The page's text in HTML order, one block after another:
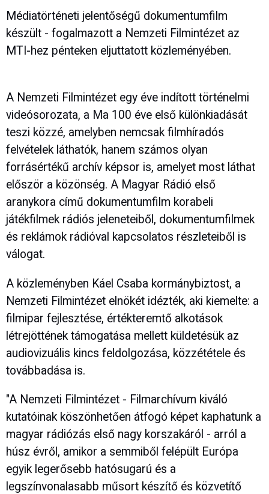
Médiatörténeti jelentőségű dokumentumfilm
készült - fogalmazott a Nemzeti Filmintézet az
MTI-hez pénteken eljuttatott közleményében.
A Nemzeti Filmintézet egy éve indított történelmi
videósorozata, a Ma 100 éve első különkiadását
teszi közzé, amelyben nemcsak filmhíradós
felvételek láthatók, hanem számos olyan
forrásértékű archív képsor is, amelyet most láthat
először a közönség. A Magyar Rádió első
aranykora című dokumentumfilm korabeli
játékfilmek rádiós jeleneteiből, dokumentumfilmek
és reklámok rádióval kapcsolatos részleteiből is
válogat.
A közleményben Káel Csaba kormánybiztost, a
Nemzeti Filmintézet elnökét idézték, aki kiemelte: a
filmipar fejlesztése, értékteremtő alkotások
létrejöttének támogatása mellett küldetésük az
audiovizuális kincs feldolgozása, közzététele és
továbbadása is.
"A Nemzeti Filmintézet - Filmarchívum kiváló
kutatóinak köszönhetően átfogó képet kaphatunk a
magyar rádiózás első nagy korszakáról - arról a
húsz évről, amikor a semmiből felépült Európa
egyik legerősebb hatósugarú és a
legszínvonalasabb műsort készítő és közvetítő